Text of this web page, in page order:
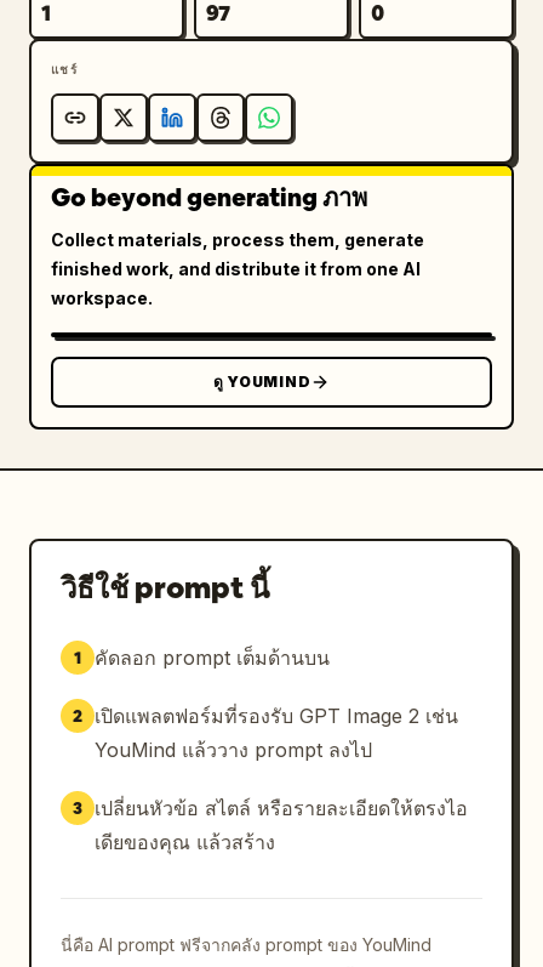
แบบเลเยอร์ บรรยากาศฤดูใบไม้ร่วงในนิวยอร์กที่ดูสมจริง
1 97 0
แชร์
Go beyond generating ภาพ
Collect materials, process them, generate
finished work, and distribute it from one AI
workspace.
ดู YOUMIND
วิธีใช้ prompt นี้
1 คัดลอก prompt เต็มด้านบน
2
เปิดแพลตฟอร์มที่รองรับ GPT Image 2 เช่น
YouMind แล้ววาง prompt ลงไป
3
เปลี่ยนหัวข้อ สไตล์ หรือรายละเอียดให้ตรงไอ
เดียของคุณ แล้วสร้าง
นี่คือ AI prompt ฟรีจากคลัง prompt ของ YouMind